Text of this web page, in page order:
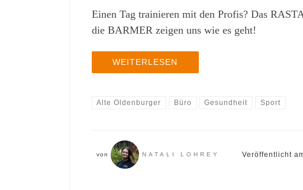
Einen Tag trainieren mit den Profis? Das
die BARMER zeigen uns wie es geht!
WEITERLESEN
Alte Oldenburger Büro Gesundheit Sport
von NATALI LOHREY Veröffentlicht